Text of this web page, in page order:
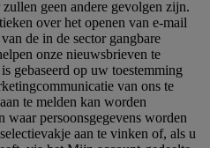
geen andere gevolgen zijn.
over het openen van e-mail
de in de sector gangbare
onze nieuwsbrieven te
gebaseerd op uw toestemming
van ons te
te melden kan worden
waar persoonsgegevens worden
aan te vinken of, als u